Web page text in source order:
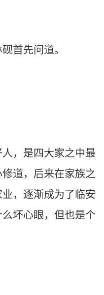
先问道。
是四大家之中最
道，后来在家族之
，逐渐成为了临安
坏心眼，但也是个